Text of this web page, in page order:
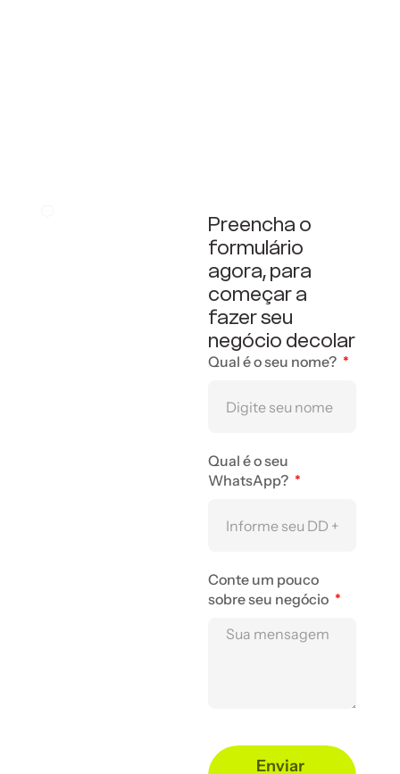
Preencha o
formulário
agora, para
começar a
fazer seu
negócio decolar
Qual é o seu nome?
Qual é o seu
WhatsApp?
Conte um pouco
sobre seu negócio
Enviar